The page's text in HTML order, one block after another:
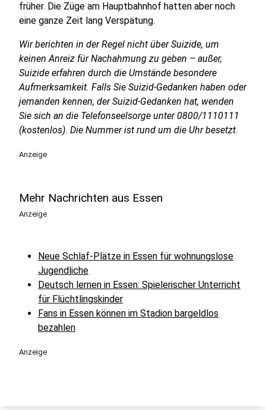
früher. Die Züge am Hauptbahnhof hatten aber noch
eine ganze Zeit lang Verspätung.
Wir berichten in der Regel nicht über Suizide, um
keinen Anreiz für Nachahmung zu geben – außer,
Suizide erfahren durch die Umstände besondere
Aufmerksamkeit. Falls Sie Suizid-Gedanken haben oder
jemanden kennen, der Suizid-Gedanken hat, wenden
Sie sich an die Telefonseelsorge unter 0800/1110111
(kostenlos). Die Nummer ist rund um die Uhr besetzt.
Anzeige
Mehr Nachrichten aus Essen
Anzeige
Neue Schlaf-Plätze in Essen für wohnungslose
Jugendliche
Deutsch lernen in Essen: Spielerischer Unterricht
für Flüchtlingskinder
Fans in Essen können im Stadion bargeldlos
bezahlen
Anzeige